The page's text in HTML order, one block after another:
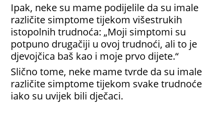
Ipak, neke su mame podijelile da su imale
različite simptome tijekom višestrukih
istopolnih trudnoća: „Moji simptomi su
potpuno drugačiji u ovoj trudnoći, ali to je
djevojčica baš kao i moje prvo dijete.“
Slično tome, neke mame tvrde da su imale
različite simptome tijekom svake trudnoće
iako su uvijek bili dječaci.